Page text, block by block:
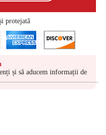
protejată
și să aducem informații de